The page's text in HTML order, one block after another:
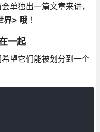
单独出一篇文章来讲，
界> 哦！
一起
望它们能被划分到一个